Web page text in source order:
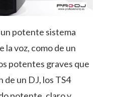
potente sistema
la voz, como de un
potentes graves que
un DJ, los TS4